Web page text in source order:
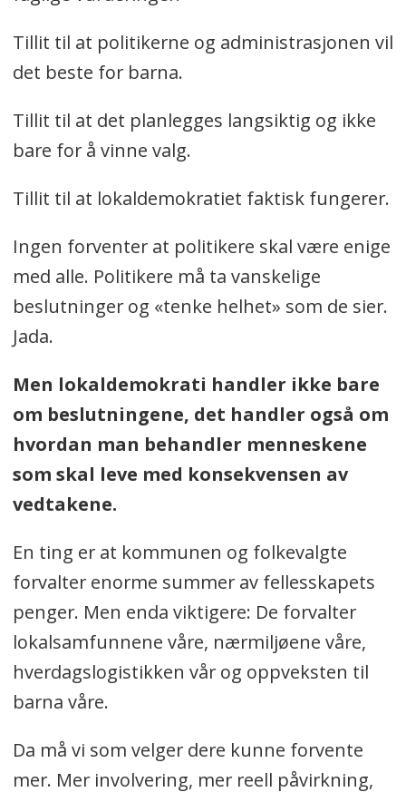
Tillit til at politikerne og administrasjonen vil
det beste for barna.
Tillit til at det planlegges langsiktig og ikke
bare for å vinne valg.
Tillit til at lokaldemokratiet faktisk fungerer.
Ingen forventer at politikere skal være enige
med alle. Politikere må ta vanskelige
beslutninger og «tenke helhet» som de sier.
Jada.
Men lokaldemokrati handler ikke bare
om beslutningene, det handler også om
hvordan man behandler menneskene
som skal leve med konsekvensen av
vedtakene.
En ting er at kommunen og folkevalgte
forvalter enorme summer av fellesskapets
penger. Men enda viktigere: De forvalter
lokalsamfunnene våre, nærmiljøene våre,
hverdagslogistikken vår og oppveksten til
barna våre.
Da må vi som velger dere kunne forvente
mer. Mer involvering, mer reell påvirkning,